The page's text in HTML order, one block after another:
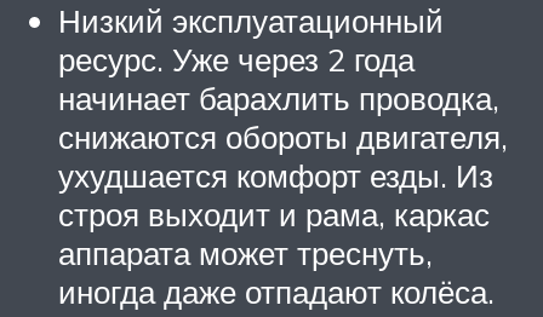
Низкий эксплуатационный
ресурс. Уже через 2 года
начинает барахлить проводка,
снижаются обороты двигателя,
ухудшается комфорт езды. Из
строя выходит и рама, каркас
аппарата может треснуть,
иногда даже отпадают колёса.